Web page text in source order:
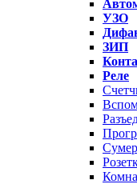
УЗО
ЗИП
Реле